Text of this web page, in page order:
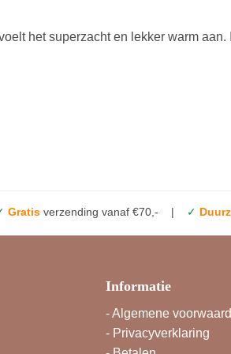
het superzacht en lekker warm
Gratis verzending vanaf €70,- | ✓
Informatie
-Algemene
- Privacyverklaring